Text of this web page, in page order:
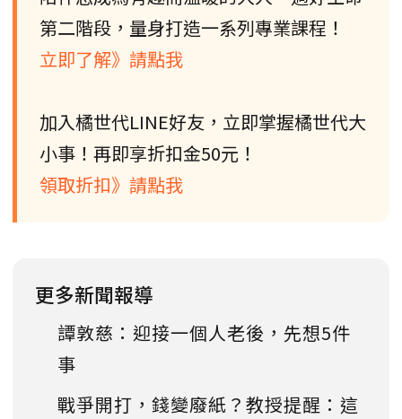
第二階段，量身打造一系列專業課程！
立即了解》請點我
加入橘世代LINE好友，立即掌握橘世代大
小事！再即享折扣金50元！
領取折扣》請點我
更多新聞報導
譚敦慈：迎接一個人老後，先想5件
事
戰爭開打，錢變廢紙？教授提醒：這